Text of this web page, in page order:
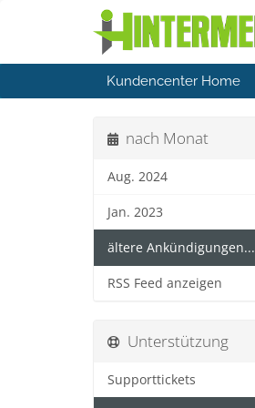
Kundencenter Home
nach Monat
Aug. 2024
Jan. 2023
ältere Ankündigungen...
RSS Feed anzeigen
Unterstützung
Supporttickets